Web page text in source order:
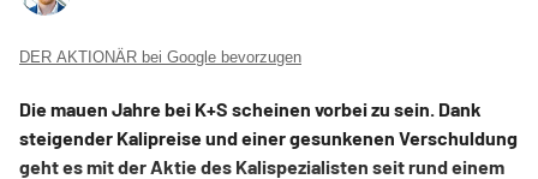
DER AKTIONÄR bei Google bevorzugen
Die mauen Jahre bei K+S scheinen vorbei zu sein. Dank
steigender Kalipreise und einer gesunkenen Verschuldung
geht es mit der Aktie des Kalispezialisten seit rund einem